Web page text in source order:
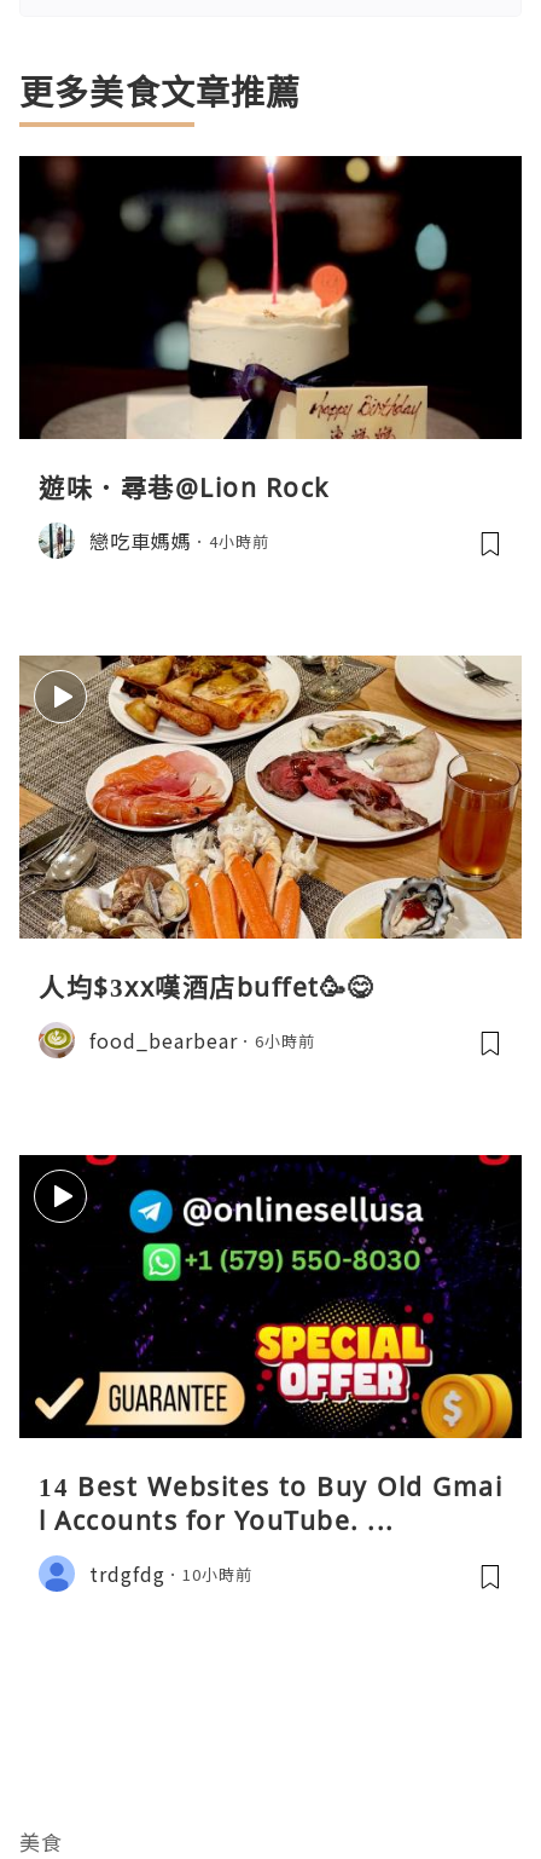
更多美食文章推薦
遊味．尋巷@Lion Rock
戀吃車媽媽 4小時前
人均$3xx嘆酒店buffet🥳😋
food_bearbear 6小時前
14 Best Websites to Buy Old Gmai
l Accounts for YouTube. ...
trdgfdg 10小時前
美食